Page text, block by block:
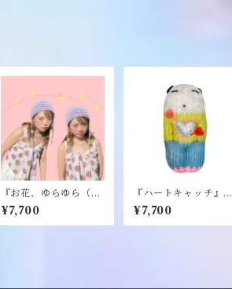
『お花、ゆらゆら（gr
een purple）』《me
rry yarn》
¥7,700
『ハートキャッチ』編
みぐるみ《むくり》
¥7,700